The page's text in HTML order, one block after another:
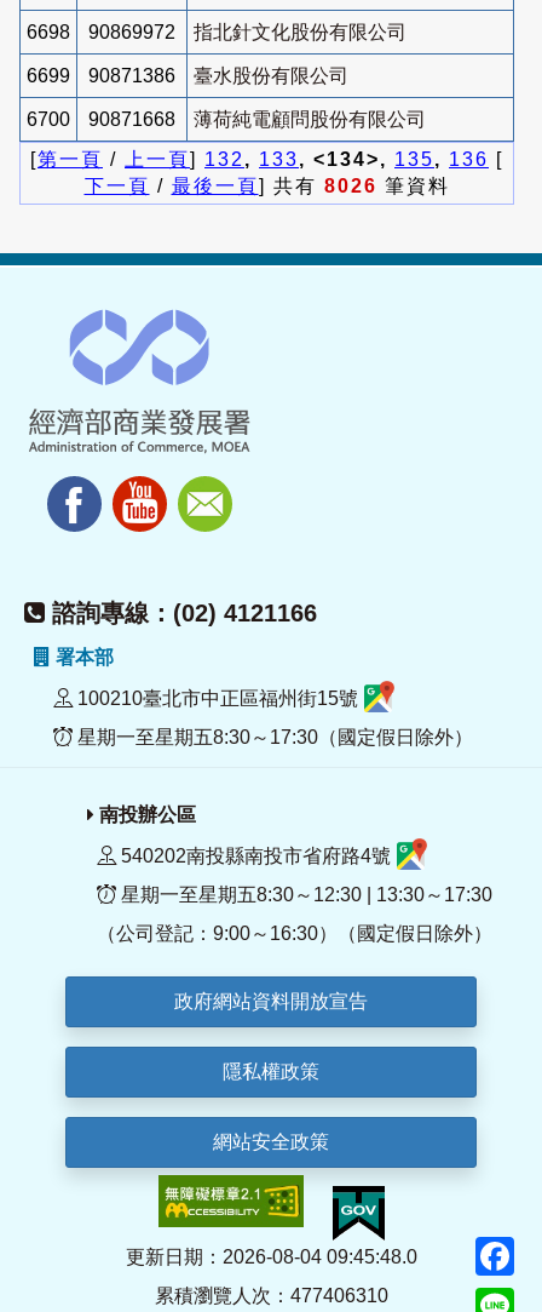
6698 90869972 指北針文化股份有限公司
6699 90871386 臺水股份有限公司
6700 90871668
薄荷純電顧問股份有限公司
[第一頁 / 上一頁] 132 , 133, <134>, 135, 136 [
下一頁 / 最後一頁] 共有 8026 筆資料
諮詢專線：(02) 4121166
署本部
100210臺北市中正區福州街15號
星期一至星期五8:30～17:30（國定假日除外）
南投辦公區
540202南投縣南投市省府路4號
星期一至星期五8:30～12:30 | 13:30～17:30
（公司登記：9:00～16:30）（國定假日除外）
政府網站資料開放宣告
隱私權政策
網站安全政策
更新日期：2026-08-04 09:45:48.0
累積瀏覽人次：477406310